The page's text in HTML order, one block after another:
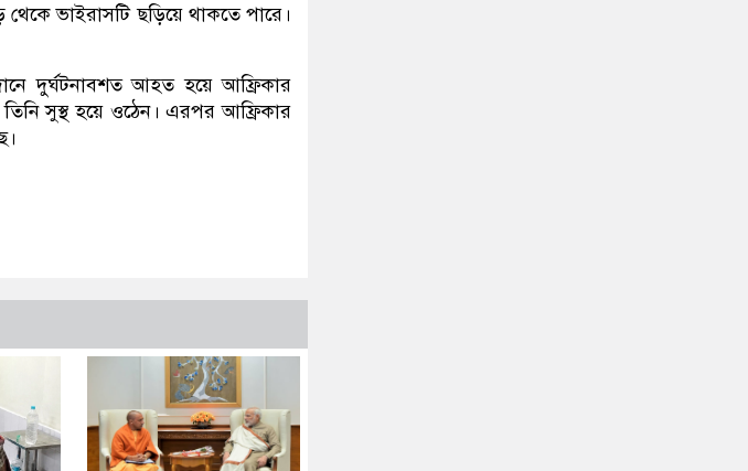
ভাইরাসটি ছড়িয়ে থাকতে পারে।
দুর্ঘটনাবশত আহত হয়ে আফ্রিকার
সুস্থ হয়ে ওঠেন। এরপর আফ্রিকার